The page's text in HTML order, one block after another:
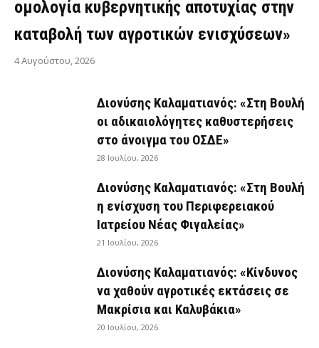
ομολογία κυβερνητικής αποτυχίας στην
καταβολή των αγροτικών ενισχύσεων»
4 Αυγούστου, 2026
Διονύσης Καλαματιανός: «Στη Βουλή
οι αδικαιολόγητες καθυστερήσεις
στο άνοιγμα του ΟΣΔΕ»
28 Ιουλίου, 2026
Διονύσης Καλαματιανός: «Στη Βουλή
η ενίσχυση του Περιφερειακού
Ιατρείου Νέας Φιγαλείας»
21 Ιουλίου, 2026
Διονύσης Καλαματιανός: «Κίνδυνος
να χαθούν αγροτικές εκτάσεις σε
Μακρίσια και Καλυβάκια»
20 Ιουλίου, 2026